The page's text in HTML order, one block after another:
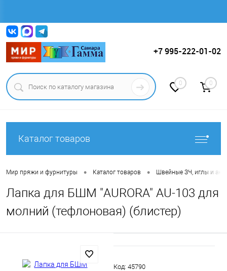
+7 995-222-01-02
0 0
Каталог товаров
Мир пряжи и фурнитуры • Каталог товаров • Швейные ЗЧ, иглы и
Лапка для БШМ "AURORA" AU-103 для
молний (тефлоновая) (блистер)
Код: 45790